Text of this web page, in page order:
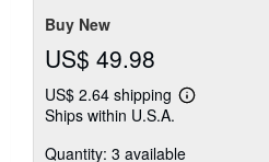
Buy New
US$ 49.98
US$ 2.64 shipping
Learn
shipping
Ships within U.S.A.
Quantity: 3 available